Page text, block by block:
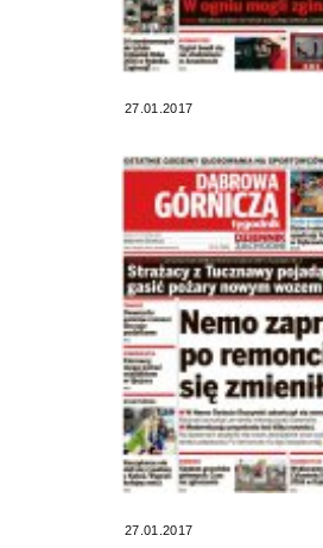
27.01.2017
27.01.2017